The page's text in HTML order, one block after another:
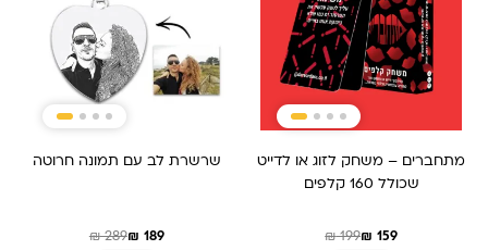
מתחברים – משחק לזוג או לדייט
שכולל 160 קלפים
₪199₪ 159
שרשרת לב עם תמונה חרוטה
₪289₪ 189